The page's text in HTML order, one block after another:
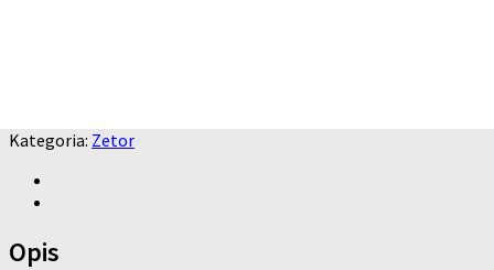
Kategoria: Zetor
Opis